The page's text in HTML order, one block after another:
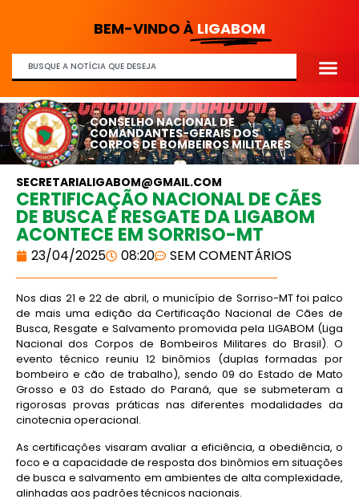
BEM-VINDO À LIGABOM
CONSELHO NACIONAL DE
COMANDANTES-GERAIS DOS
CORPOS DE BOMBEIROS MILITARES
SECRETARIALIGABOM@GMAIL.COM
CERTIFICAÇÃO NACIONAL DE CÃES
DE BUSCA E RESGATE DA LIGABOM
ACONTECE EM SORRISO-MT
23/04/2025 08:20 SEM COMENTÁRIOS
Nos dias 21 e 22 de abril, o município de Sorriso-MT foi palco
de mais uma edição da Certificação Nacional de Cães de
Busca, Resgate e Salvamento promovida pela LIGABOM (Liga
Nacional dos Corpos de Bombeiros Militares do Brasil). O
evento técnico reuniu 12 binômios (duplas formadas por
bombeiro e cão de trabalho), sendo 09 do Estado de Mato
Grosso e 03 do Estado do Paraná, que se submeteram a
rigorosas provas práticas nas diferentes modalidades da
cinotecnia operacional.
As certificações visaram avaliar a eficiência, a obediência, o
foco e a capacidade de resposta dos binômios em situações
de busca e salvamento em ambientes de alta complexidade,
alinhadas aos padrões técnicos nacionais.